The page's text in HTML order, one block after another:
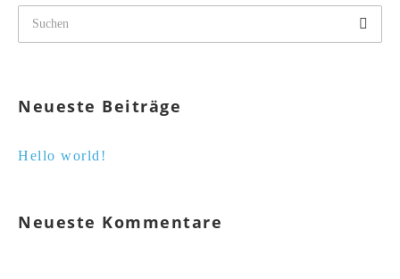
Neueste Beiträge
Hello world!
Neueste Kommentare